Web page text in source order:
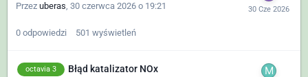
Przez uberas, 30 czerwca 2026 o 19:21
0 odpowiedzi 501 wyświetleń
octavia 3 Błąd katalizator NOx